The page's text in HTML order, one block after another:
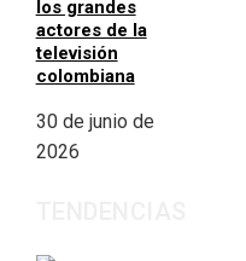
los grandes
actores de la
televisión
colombiana
30 de junio de
2026